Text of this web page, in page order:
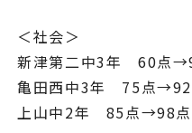
＜社会＞
新津第二中3年 60点
亀田西中3年 75点
上山中2年 85点→98